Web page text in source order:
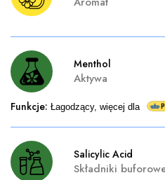
Menthol
Aktywa
Funkcje: Łagodzący, więcej dla
Salicylic Acid
Składniki